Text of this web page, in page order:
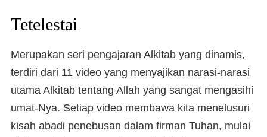
Tetelestai
Merupakan seri pengajaran Alkitab yang dinamis,
terdiri dari 11 video yang menyajikan narasi-narasi
utama Alkitab tentang Allah yang sangat mengasihi
umat-Nya. Setiap video membawa kita menelusuri
kisah abadi penebusan dalam firman Tuhan, mulai